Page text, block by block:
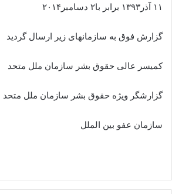
۱۱ آذر۱۳۹۳ برابر با۲ دسامبر۲۰۱۴
گزارش فوق به سازمانهای زیر ارسال گردید
کمیسر عالی حقوق بشر سازمان ملل متحد
گزارشگر ویژه حقوق بشر سازمان ملل متحد
سازمان عفو بین الملل